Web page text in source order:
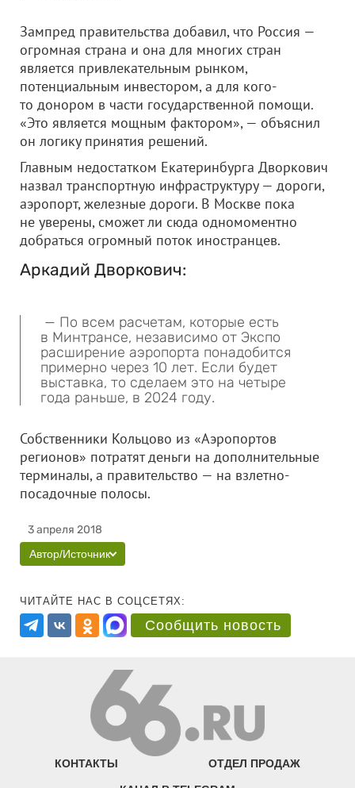
Зампред правительства добавил, что Россия —
огромная страна и она для многих стран
является привлекательным рынком,
потенциальным инвестором, а для кого-
то донором в части государственной помощи.
«Это является мощным фактором», — объяснил
он логику принятия решений.
Главным недостатком Екатеринбурга Дворкович
назвал транспортную инфраструктуру — дороги,
аэропорт, железные дороги. В Москве пока
не уверены, сможет ли сюда одномоментно
добраться огромный поток иностранцев.
Аркадий Дворкович:
— По всем расчетам, которые есть
в Минтрансе, независимо от Экспо
расширение аэропорта понадобится
примерно через 10 лет. Если будет
выставка, то сделаем это на четыре
года раньше, в 2024 году.
Собственники Кольцово из «Аэропортов
регионов» потратят деньги на дополнительные
терминалы, а правительство — на взлетно-
посадочные полосы.
3 апреля 2018
Автор/Источник
ЧИТАЙТЕ НАС В СОЦСЕТЯХ:
Сообщить новость
КОНТАКТЫ ОТДЕЛ ПРОДАЖ